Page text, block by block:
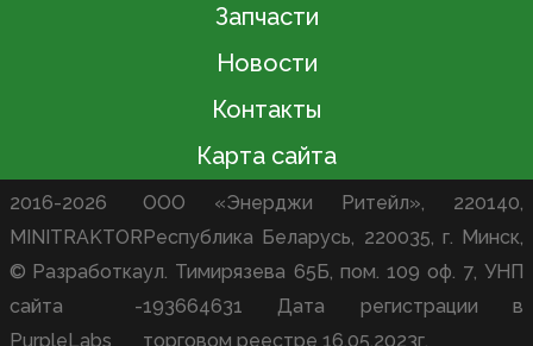
Запчасти
Новости
Контакты
Карта сайта
2016-2026
MINITRAKTOR
© Разработка
сайта -
PurpleLabs
ООО «Энерджи Ритейл», 220140,
Республика Беларусь, 220035, г. Минск,
ул. Тимирязева 65Б, пом. 109 оф. 7, УНП
193664631 Дата регистрации в
торговом реестре 16.05.2023г.